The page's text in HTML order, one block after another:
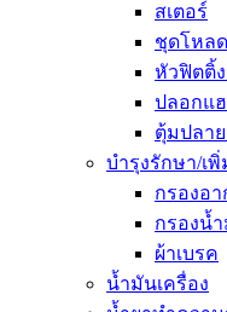
สเตอร์
ชุดโหล
หัวฟิตติ้ง
ปลอกแ
ตุ้มปลา
บำรุงรักษา/เ
กรองอ
กรองน้
ผ้าเบรค
น้ำมันเครื่อง